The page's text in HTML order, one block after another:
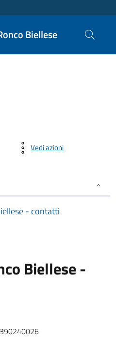
Biellese
Vedi azioni
- contatti
Biellese -